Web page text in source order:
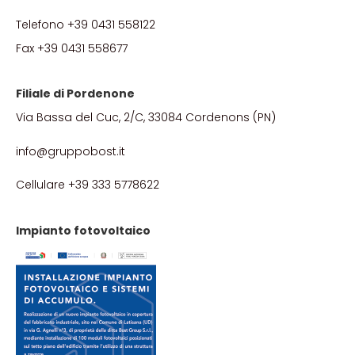
Telefono +39 0431 558122
Fax +39 0431 558677
Filiale di Pordenone
Via Bassa del Cuc, 2/C, 33084 Cordenons (PN)
info@gruppobost.it
Cellulare +39 333 5778622
Impianto fotovoltaico